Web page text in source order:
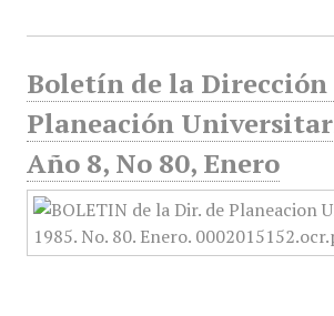
Boletín de la Dirección
Planeación
Año 8, No 80, Enero